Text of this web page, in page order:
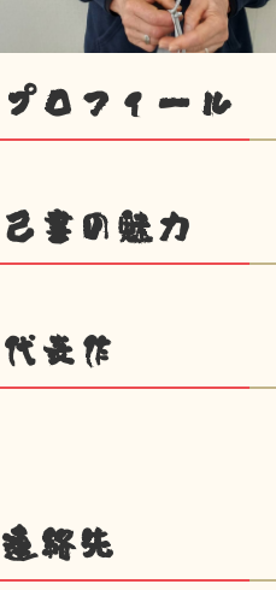
プロフィール
己書の魅力
代表作
連絡先